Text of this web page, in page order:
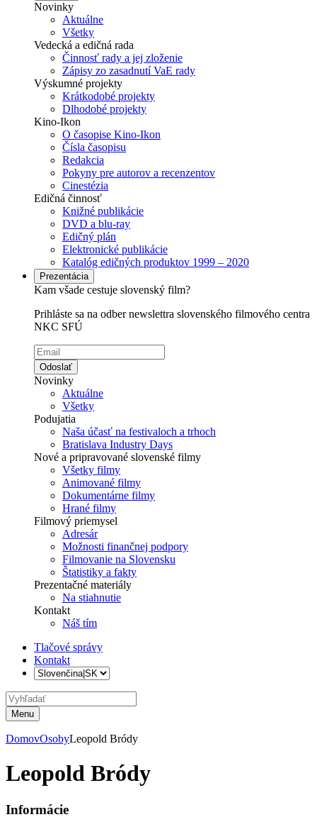
Novinky
Aktuálne
Všetky
Vedecká a edičná rada
Činnosť rady a jej zloženie
Zápisy zo zasadnutí VaE rady
Výskumné projekty
Krátkodobé projekty
Dlhodobé projekty
Kino-Ikon
O časopise Kino-Ikon
Čísla časopisu
Redakcia
Pokyny pre autorov a recenzentov
Cinestézia
Edičná činnosť
Knižné publikácie
DVD a blu-ray
Edičný plán
Elektronické publikácie
Katalóg edičných produktov 1999 – 2020
Prezentácia
Kam všade cestuje slovenský film?
Prihláste sa na odber newslettra slovenského filmového centra
NKC SFÚ
Odoslať
Novinky
Aktuálne
Všetky
Podujatia
Naša účasť na festivaloch a trhoch
Bratislava Industry Days
Nové a pripravované slovenské filmy
Všetky filmy
Animované filmy
Dokumentárne filmy
Hrané filmy
Filmový priemysel
Adresár
Možnosti finančnej podpory
Filmovanie na Slovensku
Štatistiky a fakty
Prezentačné materiály
Na stiahnutie
Kontakt
Náš tím
Tlačové správy
Kontakt
Menu
DomovOsobyLeopold Bródy
Leopold Bródy
Informácie